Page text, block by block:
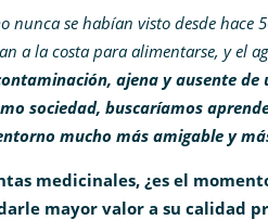
nunca se habían visto desde
a la costa para alimentarse, y el
ajena y ausente
sociedad, buscaríamos
mucho más amigable y
medicinales, ¿es el
mayor valor a su calidad